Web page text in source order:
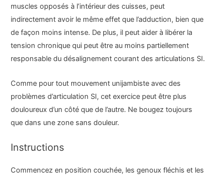
muscles opposés à l’intérieur des cuisses, peut
indirectement avoir le même effet que l’adduction, bien que
de façon moins intense. De plus, il peut aider à libérer la
tension chronique qui peut être au moins partiellement
responsable du désalignement courant des articulations SI.
Comme pour tout mouvement unijambiste avec des
problèmes d’articulation SI, cet exercice peut être plus
douloureux d’un côté que de l’autre. Ne bougez toujours
que dans une zone sans douleur.
Instructions
Commencez en position couchée, les genoux fléchis et les